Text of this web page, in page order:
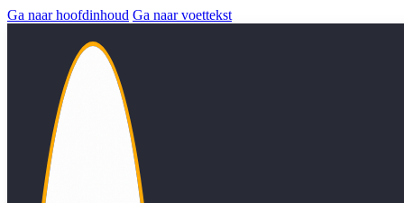
Ga naar hoofdinhoud Ga naar voettekst